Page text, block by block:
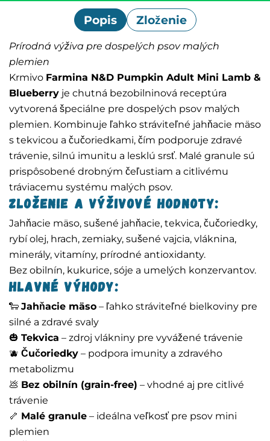
Popis Zloženie
Prírodná výživa pre dospelých psov malých
plemien
Krmivo Farmina N&D Pumpkin Adult Mini Lamb &
Blueberry je chutná bezobilninová receptúra
vytvorená špeciálne pre dospelých psov malých
plemien. Kombinuje ľahko stráviteľné jahňacie mäso
s tekvicou a čučoriedkami, čím podporuje zdravé
trávenie, silnú imunitu a lesklú srsť. Malé granule sú
prispôsobené drobným čeľustiam a citlivému
tráviacemu systému malých psov.
Zloženie a výživové hodnoty:
Jahňacie mäso, sušené jahňacie, tekvica, čučoriedky,
rybí olej, hrach, zemiaky, sušené vajcia, vláknina,
minerály, vitamíny, prírodné antioxidanty.
Bez obilnín, kukurice, sóje a umelých konzervantov.
Hlavné výhody:
🐑 Jahňacie mäso – ľahko stráviteľné bielkoviny pre
silné a zdravé svaly
🎃 Tekvica – zdroj vlákniny pre vyvážené trávenie
🫐 Čučoriedky – podpora imunity a zdravého
metabolizmu
💩 Bez obilnín (grain-free) – vhodné aj pre citlivé
trávenie
🦴 Malé granule – ideálna veľkosť pre psov mini
plemien